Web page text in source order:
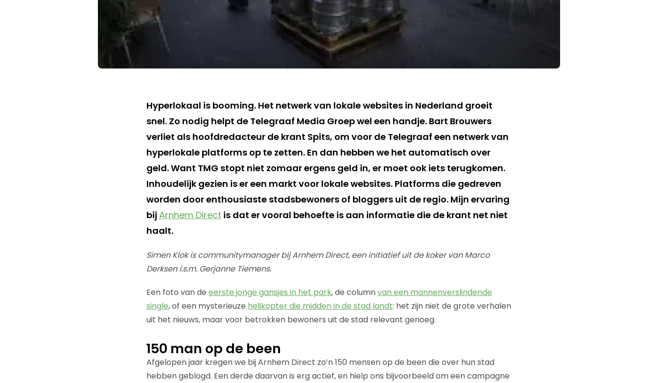
Hyperlokaal is booming. Het netwerk van lokale websites in Nederland groeit
snel. Zo nodig helpt de Telegraaf Media Groep wel een handje. Bart Brouwers
verliet als hoofdredacteur de krant Spits, om voor de Telegraaf een netwerk van
hyperlokale platforms op te zetten. En dan hebben we het automatisch over
geld. Want TMG stopt niet zomaar ergens geld in, er moet ook iets terugkomen.
Inhoudelijk gezien is er een markt voor lokale websites. Platforms die gedreven
worden door enthousiaste stadsbewoners of bloggers uit de regio. Mijn ervaring
bij Arnhem Direct is dat er vooral behoefte is aan informatie die de krant net niet
haalt.
Simen Klok is communitymanager bij Arnhem Direct, een initiatief uit de koker van Marco
Derksen i.s.m. Gerjanne Tiemens.
Een foto van de eerste jonge gansjes in het park, de columnvan een mannenverslindende
single, of een mysterieuze helikopter die midden in de stad landt: het zijn niet de grote verhalen
uit het nieuws, maar voor betrokken bewoners uit de stad relevant genoeg.
150 man op de been
Afgelopen jaar kregen we bij Arnhem Direct zo’n 150 mensen op de been die over hun stad
hebben geblogd. Een derde daarvan is erg actief, en hielp ons bijvoorbeeld om een campagne